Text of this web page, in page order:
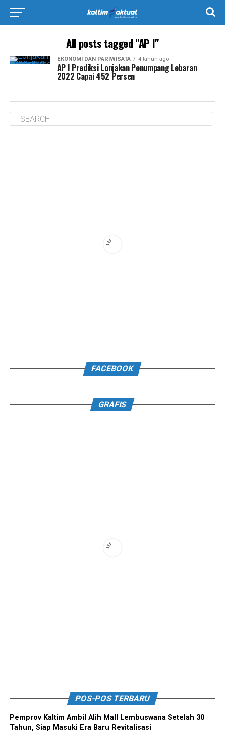
All posts tagged "AP I"
EKONOMI DAN PARIWISATA 4 tahun ago
AP I Prediksi Lonjakan Penumpang Lebaran
2022 Capai 452 Persen
FACEBOOK
GRAFIS
POS-POS TERBARU
Pemprov Kaltim Ambil Alih Mall Lembuswana Setelah 30
Tahun, Siap Masuki Era Baru Revitalisasi